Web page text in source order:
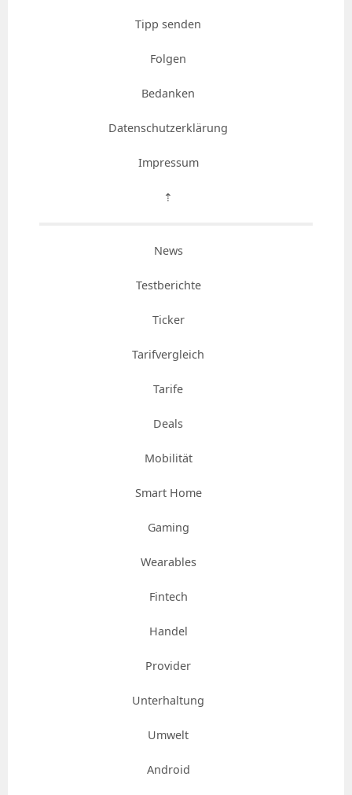
Tipp senden
Folgen
Bedanken
Datenschutzerklärung
Impressum
⇡
News
Testberichte
Ticker
Tarifvergleich
Tarife
Deals
Mobilität
Smart Home
Gaming
Wearables
Fintech
Handel
Provider
Unterhaltung
Umwelt
Android